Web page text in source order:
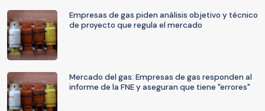
Empresas de gas piden análisis objetivo y técnico
de proyecto que regula el mercado
Mercado del gas: Empresas de gas responden al
informe de la FNE y aseguran que tiene "errores"